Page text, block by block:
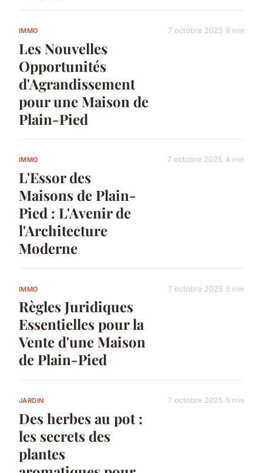
IMMO
Les Nouvelles
Opportunités
d'Agrandissement
pour une Maison de
Plain-Pied
7 octobre 2025 6 min
IMMO
L'Essor des
Maisons de Plain-
Pied : L'Avenir de
l'Architecture
Moderne
7 octobre 2025 4 min
IMMO
Règles Juridiques
Essentielles pour la
Vente d'une Maison
de Plain-Pied
7 octobre 2025 5 min
JARDIN
Des herbes au pot :
les secrets des
plantes
7 octobre 2025 5 min